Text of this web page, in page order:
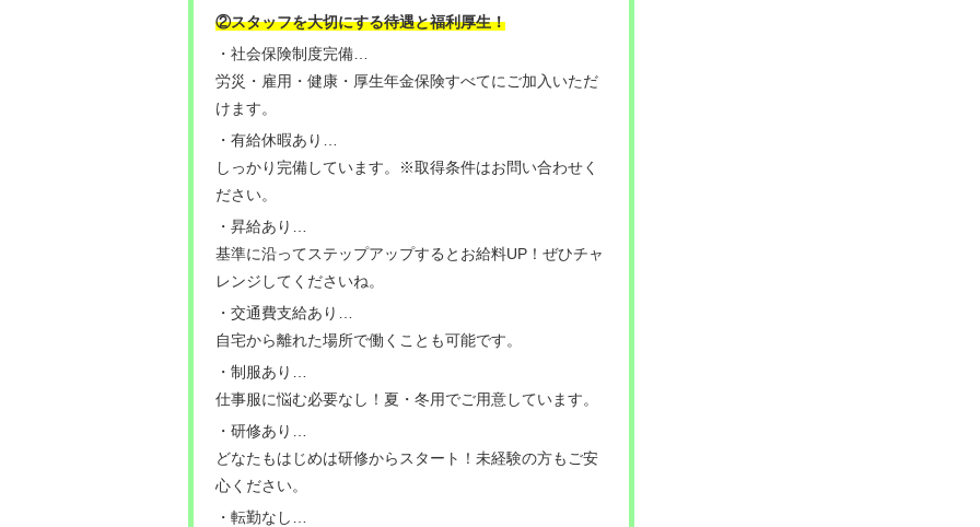
②スタッフを大切にする待遇と福利厚生！
・社会保険制度完備…
労災・雇用・健康・厚生年金保険すべてにご加入いただ
けます。
・有給休暇あり…
しっかり完備しています。※取得条件はお問い合わせく
ださい。
・昇給あり…
基準に沿ってステップアップするとお給料UP！ぜひチャ
レンジしてくださいね。
・交通費支給あり…
自宅から離れた場所で働くことも可能です。
・制服あり…
仕事服に悩む必要なし！夏・冬用でご用意しています。
・研修あり…
どなたもはじめは研修からスタート！未経験の方もご安
心ください。
・転勤なし…